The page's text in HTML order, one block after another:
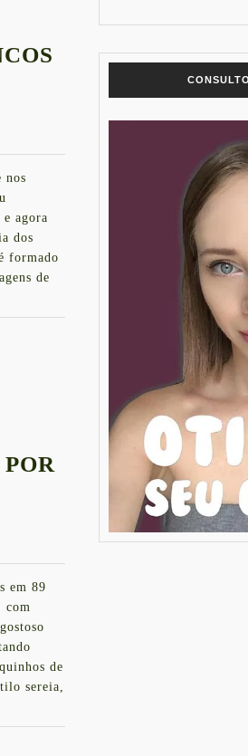
nos
agora
dos
formado
de
em 89
com
de
sereia,